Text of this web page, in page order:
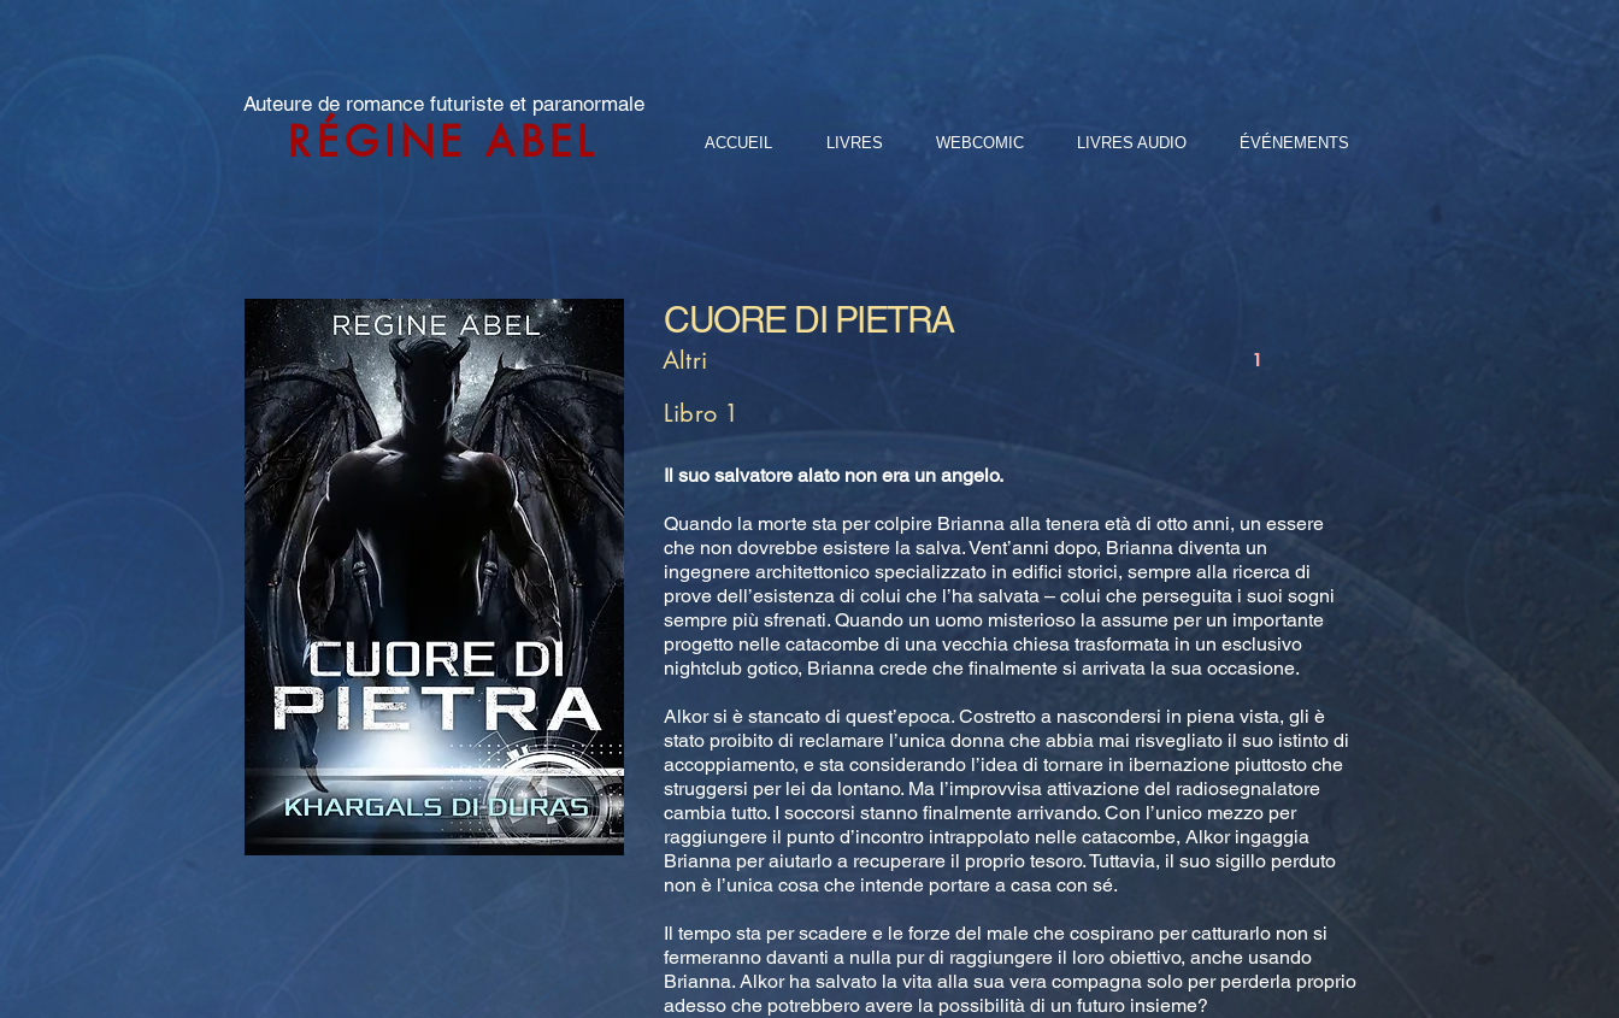
Auteure de romance futuriste et paranormale
RÉGINE ABEL ACCUEIL LIVRES WEBCOMIC LIVRES AUDIO ÉVÉNEMENTS
CUORE DI PIETRA
Altri 1
Libro 1
Il suo salvatore alato non era un angelo.
Quando la morte sta per colpire Brianna alla tenera età di otto anni, un essere
che non dovrebbe esistere la salva. Vent’anni dopo, Brianna diventa un
ingegnere architettonico specializzato in edifici storici, sempre alla ricerca di
prove dell’esistenza di colui che l’ha salvata – colui che perseguita i suoi sogni
sempre più sfrenati. Quando un uomo misterioso la assume per un importante
progetto nelle catacombe di una vecchia chiesa trasformata in un esclusivo
nightclub gotico, Brianna crede che finalmente si arrivata la sua occasione.
Alkor si è stancato di quest’epoca. Costretto a nascondersi in piena vista, gli è
stato proibito di reclamare l’unica donna che abbia mai risvegliato il suo istinto di
accoppiamento, e sta considerando l’idea di tornare in ibernazione piuttosto che
struggersi per lei da lontano. Ma l’improvvisa attivazione del radiosegnalatore
cambia tutto. I soccorsi stanno finalmente arrivando. Con l’unico mezzo per
raggiungere il punto d’incontro intrappolato nelle catacombe, Alkor ingaggia
Brianna per aiutarlo a recuperare il proprio tesoro. Tuttavia, il suo sigillo perduto
non è l’unica cosa che intende portare a casa con sé.
Il tempo sta per scadere e le forze del male che cospirano per catturarlo non si
fermeranno davanti a nulla pur di raggiungere il loro obiettivo, anche usando
Brianna. Alkor ha salvato la vita alla sua vera compagna solo per perderla proprio
adesso che potrebbero avere la possibilità di un futuro insieme?